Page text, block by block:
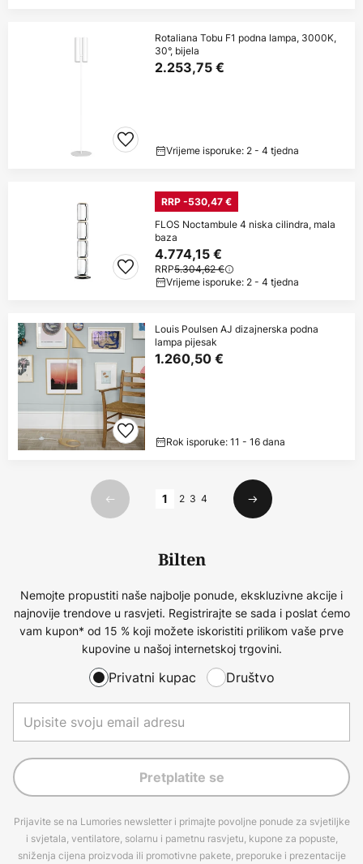
Rotaliana Tobu F1 podna lampa, 3000K,
30°, bijela
2.253,75 €
Vrijeme isporuke: 2 - 4 tjedna
RRP -530,47 €
FLOS Noctambule 4 niska cilindra, mala
baza
4.774,15 €
RRP5.304,62 €
Vrijeme isporuke: 2 - 4 tjedna
Louis Poulsen AJ dizajnerska podna
lampa pijesak
1.260,50 €
Rok isporuke: 11 - 16 dana
Prethodno
1 2 3 4
Sljedeći
Bilten
Nemojte propustiti naše najbolje ponude, ekskluzivne akcije i
najnovije trendove u rasvjeti. Registrirajte se sada i poslat ćemo
vam kupon* od 15 % koji možete iskoristiti prilikom vaše prve
kupovine u našoj internetskoj trgovini.
Privatni kupac Društvo
Pretplatite se
Prijavite se na Lumories newsletter i primajte povoljne ponude za svjetiljke
i svjetala, ventilatore, solarnu i pametnu rasvjetu, kupone za popuste,
sniženja cijena proizvoda ili promotivne pakete, preporuke i prezentacije